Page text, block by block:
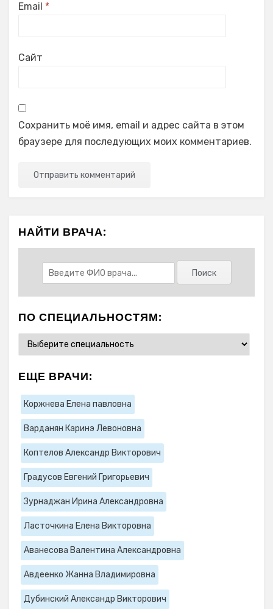
Email *
Сайт
Сохранить моё имя, email и адрес сайта в этом
браузере для последующих моих комментариев.
НАЙТИ ВРАЧА:
ПО СПЕЦИАЛЬНОСТЯМ:
ЕЩЕ ВРАЧИ:
Коржнева Елена павловна
Варданян Каринэ Левоновна
Коптелов Александр Викторович
Градусов Евгений Григорьевич
Зурнаджан Ирина Александровна
Ласточкина Елена Викторовна
Аванесова Валентина Александровна
Авдеенко Жанна Владимировна
Дубинский Александр Викторович